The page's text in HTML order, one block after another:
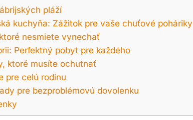
pláží
kuchyňa: Zážitok pre vaše chuťové poháriky
nesmiete vynechať
Perfektný pobyt pre každého
ktoré musíte ochutnať
​pre celú rodinu
pre bezproblémovú dovolenku